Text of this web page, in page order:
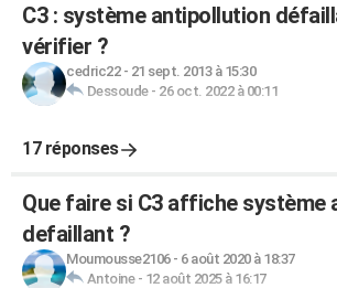
C3 : système antipollution
vérifier ?
cedric22- 21 sept. 2013 à 15:30
Dessoude- 26 oct. 2022 à 00:11
17 réponses
Que faire si C3 affiche système
defaillant ?
Moumousse2106- 6 août 2020 à 18:37
Antoine- 12 août 2025 à 16:17